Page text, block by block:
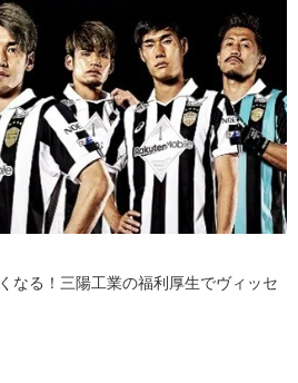
なる！三陽工業の福利厚生でヴィッセ